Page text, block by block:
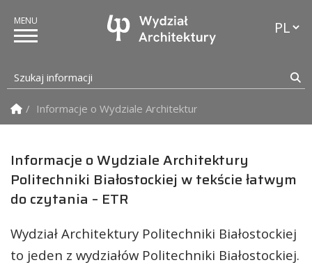
Szukaj informacji
Strona Główna
Informacje o Wydziale Architektury Politechniki
Informacje o Wydziale Architektury
Politechniki Białostockiej w tekście łatwym
do czytania – ETR
Wydział Architektury Politechniki Białostockiej
to jeden z wydziałów Politechniki Białostockiej.